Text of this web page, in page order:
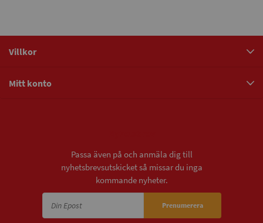
Villkor
Mitt konto
Passa även på och anmäla dig till
nyhetsbrevsutskicket så missar du inga
kommande nyheter.
Prenumerera